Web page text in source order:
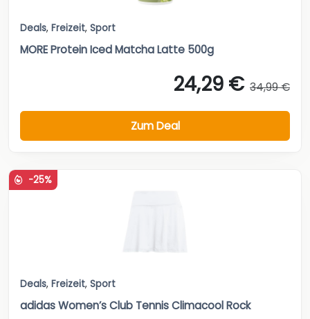
Deals, Freizeit, Sport
MORE Protein Iced Matcha Latte 500g
24,29 € 34,99 €
Zum Deal
-25%
Deals, Freizeit, Sport
adidas Women’s Club Tennis Climacool Rock